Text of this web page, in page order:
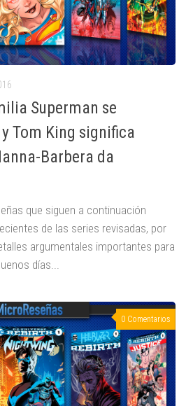
Superman se
Tom King significa
Barbera da
que siguen a continuación
de las series revisadas, por
argumentales importantes para
días...
0 Comentarios